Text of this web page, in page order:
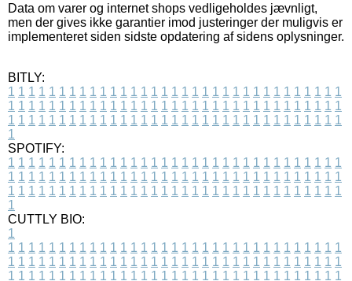
Data om varer og internet shops vedligeholdes jævnligt,
men der gives ikke garantier imod justeringer der muligvis er
implementeret siden sidste opdatering af sidens oplysninger.
BITLY:
1 1 1 1 1 1 1 1 1 1 1 1 1 1 1 1 1 1 1 1 1 1 1 1 1 1 1 1 1 1 1 1 1
1 1 1 1 1 1 1 1 1 1 1 1 1 1 1 1 1 1 1 1 1 1 1 1 1 1 1 1 1 1 1 1 1
1 1 1 1 1 1 1 1 1 1 1 1 1 1 1 1 1 1 1 1 1 1 1 1 1 1 1 1 1 1 1 1 1
1
SPOTIFY:
1 1 1 1 1 1 1 1 1 1 1 1 1 1 1 1 1 1 1 1 1 1 1 1 1 1 1 1 1 1 1 1 1
1 1 1 1 1 1 1 1 1 1 1 1 1 1 1 1 1 1 1 1 1 1 1 1 1 1 1 1 1 1 1 1 1
1 1 1 1 1 1 1 1 1 1 1 1 1 1 1 1 1 1 1 1 1 1 1 1 1 1 1 1 1 1 1 1 1
1
CUTTLY BIO:
1
1 1 1 1 1 1 1 1 1 1 1 1 1 1 1 1 1 1 1 1 1 1 1 1 1 1 1 1 1 1 1 1 1
1 1 1 1 1 1 1 1 1 1 1 1 1 1 1 1 1 1 1 1 1 1 1 1 1 1 1 1 1 1 1 1 1
1 1 1 1 1 1 1 1 1 1 1 1 1 1 1 1 1 1 1 1 1 1 1 1 1 1 1 1 1 1 1 1 1